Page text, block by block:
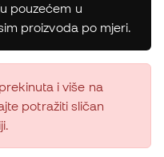
pouzećem u
proizvoda po mjeri.
i više na
potražiti sličan